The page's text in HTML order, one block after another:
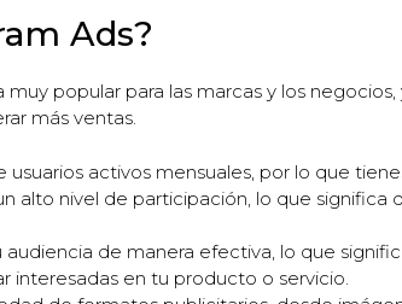
Ads?
popular para las marcas y los
más ventas.
activos mensuales, por lo que
alto nivel de participación, lo que significa
de manera efectiva, lo que
interesadas en tu producto o servicio.